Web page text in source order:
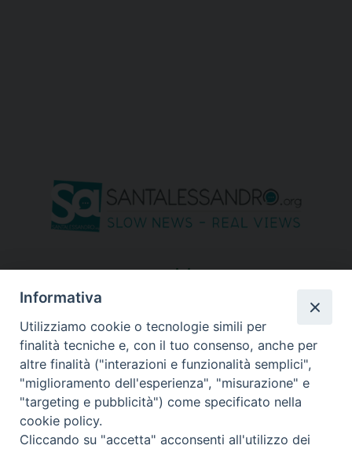
seguici su
Informativa
Utilizziamo cookie o tecnologie simili per
finalità tecniche e, con il tuo consenso, anche per
altre finalità ("interazioni e funzionalità semplici",
"miglioramento dell'esperienza", "misurazione" e
"targeting e pubblicità") come specificato nella
cookie policy.
Cliccando su "accetta" acconsenti all'utilizzo dei